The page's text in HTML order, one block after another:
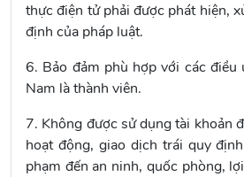
thực điện tử phải được phát hiện,
định của pháp luật.
6. Bảo đảm phù hợp với các
Nam là thành viên.
7. Không được sử dụng tài khoản
hoạt động, giao dịch trái quy
phạm đến an ninh, quốc phòng,